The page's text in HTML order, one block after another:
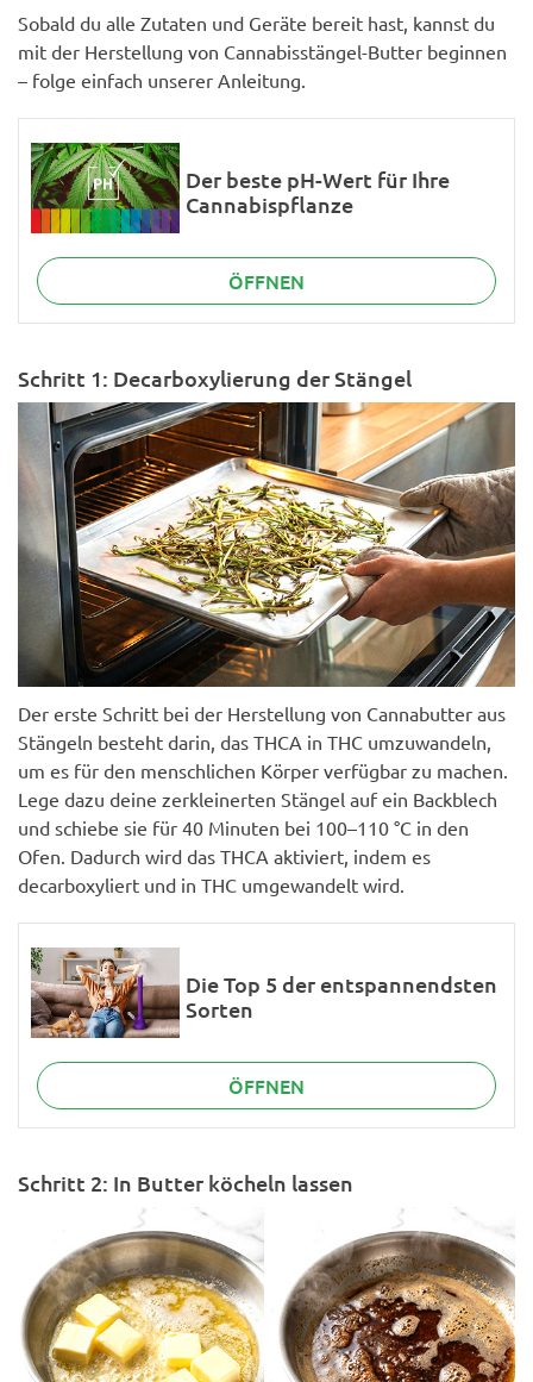
Sobald du alle Zutaten und Geräte bereit hast, kannst du
mit der Herstellung von Cannabisstängel-Butter beginnen
– folge einfach unserer Anleitung.
Der beste pH-Wert für Ihre
Cannabispflanze
ÖFFNEN
Schritt 1: Decarboxylierung der Stängel
Der erste Schritt bei der Herstellung von Cannabutter aus
Stängeln besteht darin, das THCA in THC umzuwandeln,
um es für den menschlichen Körper verfügbar zu machen.
Lege dazu deine zerkleinerten Stängel auf ein Backblech
und schiebe sie für 40 Minuten bei 100–110 °C in den
Ofen. Dadurch wird das THCA aktiviert, indem es
decarboxyliert und in THC umgewandelt wird.
Die Top 5 der entspannendsten
Sorten
ÖFFNEN
Schritt 2: In Butter köcheln lassen